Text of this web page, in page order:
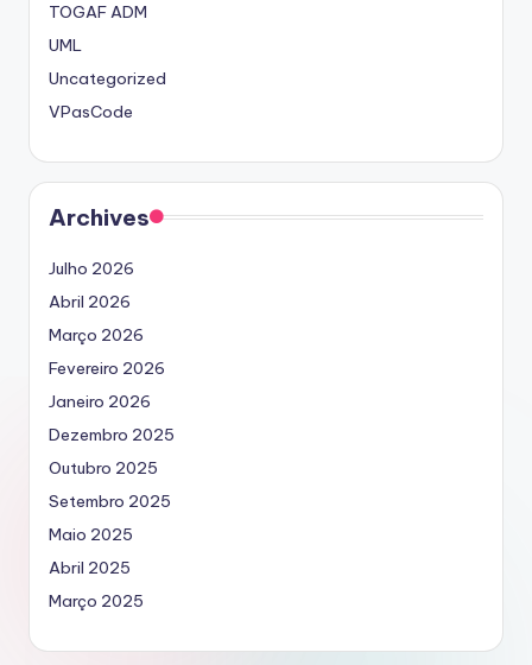
TOGAF ADM
UML
Uncategorized
VPasCode
Archives
Julho 2026
Abril 2026
Março 2026
Fevereiro 2026
Janeiro 2026
Dezembro 2025
Outubro 2025
Setembro 2025
Maio 2025
Abril 2025
Março 2025